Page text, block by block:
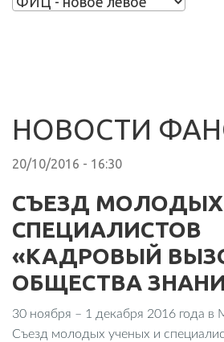
НОВОСТИ
20/10/2016 - 16:30
СЪЕЗД МОЛОДЫХ
СПЕЦИАЛИСТОВ
«КАДРОВЫЙ
ОБЩЕСТВА
30 ноября – 1 декабря 2016 года в
Съезд молодых ученых и